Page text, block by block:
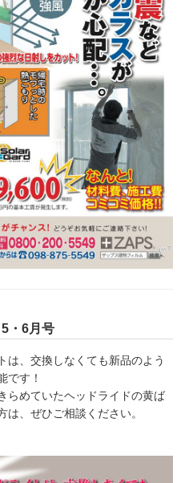
・6月号
は、交換しなくても新品のよう
です！
らめていたヘッドライドの黄ば
は、ぜひご相談ください。